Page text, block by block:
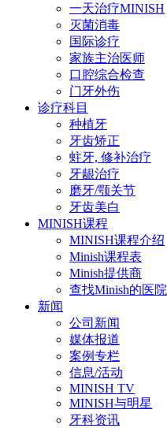
一天治疗MINISH
灭菌消毒
国际诊疗
家族主治医师
口腔综合检查
门牙外伤
诊疗科目
种植牙
牙齿矫正
蛀牙, 修补治疗
牙龈治疗
磨牙/颚关节
牙齿美白
MINISH课程
MINISH课程介绍
Minish课程表
Minish提供商
查找Minish的医院
新闻
公司新闻
媒体报道
案例专栏
信息/活动
MINISH TV
MINISH与明星
牙科资讯